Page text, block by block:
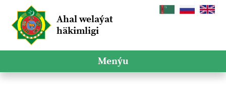
Ahal welaýat
häkimligi
Menýu